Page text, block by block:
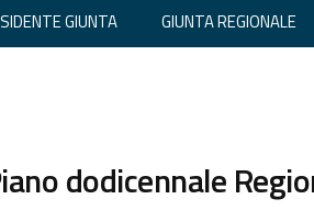
GIUNTA GIUNTA REGIONALE
dodicennale